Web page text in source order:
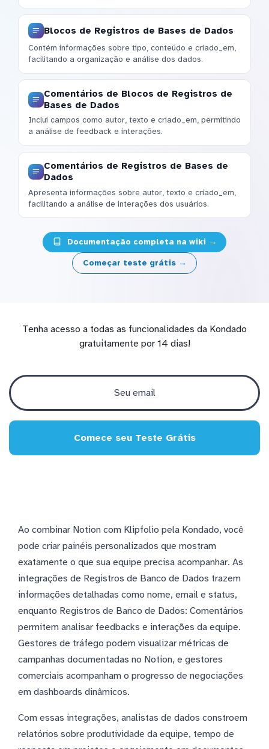
Blocos de Registros de Bases de Dados
Contém informações sobre tipo, conteúdo e criado_em,
facilitando a organização e análise dos dados.
Comentários de Blocos de Registros de
Bases de Dados
Inclui campos como autor, texto e criado_em, permitindo
a análise de feedback e interações.
Comentários de Registros de Bases de
Dados
Apresenta informações sobre autor, texto e criado_em,
facilitando a análise de interações dos usuários.
Documentação completa na wiki →
Começar teste grátis →
Tenha acesso a todas as funcionalidades da Kondado
gratuitamente por 14 dias!
Comece seu Teste Grátis
Ao combinar Notion com Klipfolio pela Kondado, você
pode criar painéis personalizados que mostram
exatamente o que sua equipe precisa acompanhar. As
integrações de Registros de Banco de Dados trazem
informações detalhadas como nome, email e status,
enquanto Registros de Banco de Dados: Comentários
permitem analisar feedbacks e interações da equipe.
Gestores de tráfego podem visualizar métricas de
campanhas documentadas no Notion, e gestores
comerciais acompanham o progresso de negociações
em dashboards dinâmicos.
Com essas integrações, analistas de dados constroem
relatórios sobre produtividade da equipe, tempo de